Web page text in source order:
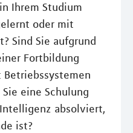
Ihrem Studium
oder mit
Sind Sie aufgrund
Fortbildung
eine Schulung
absolviert,
ist?